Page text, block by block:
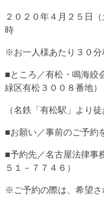
２０２０年４月２５日
時
※お一人様あたり３０分
■ところ／有松・鳴海絞
緑区有松３００８番地）
（名鉄「有松駅」より徒
■お願い／事前のご予約
■予約先／名古屋法律事
５１－７７４６）
※ご予約の際は、希望さ